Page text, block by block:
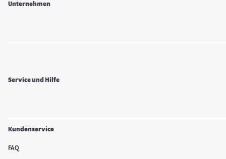
Unternehmen
Service und Hilfe
Kundenservice
FAQ